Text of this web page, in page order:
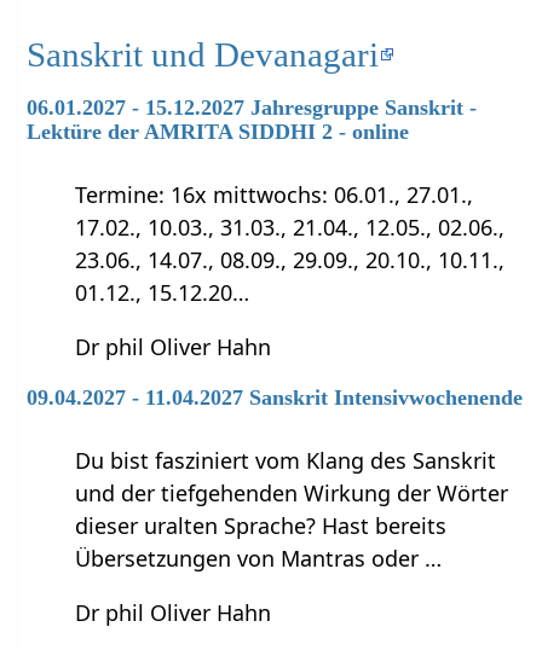
Sanskrit und Devanagari
06.01.2027 - 15.12.2027 Jahresgruppe Sanskrit -
Lektüre der AMRITA SIDDHI 2 - online
Termine: 16x mittwochs: 06.01., 27.01.,
17.02., 10.03., 31.03., 21.04., 12.05., 02.06.,
23.06., 14.07., 08.09., 29.09., 20.10., 10.11.,
01.12., 15.12.20…
Dr phil Oliver Hahn
09.04.2027 - 11.04.2027 Sanskrit Intensivwochenende
Du bist fasziniert vom Klang des Sanskrit
und der tiefgehenden Wirkung der Wörter
dieser uralten Sprache? Hast bereits
Übersetzungen von Mantras oder …
Dr phil Oliver Hahn